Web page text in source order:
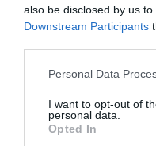
also be disclosed by us
Downstream Participants
Please note that this
not limited to your visit or
grant or deny consent to
use your data for below
Personal Data
I want to opt-out of
personal data.
Opted In
Λαμία: Βανάκι
κρουνό και